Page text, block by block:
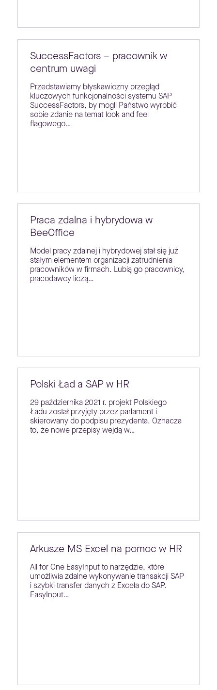
SuccessFactors – pracownik w
centrum uwagi
Przedstawiamy błyskawiczny przegląd
kluczowych funkcjonalności systemu SAP
SuccessFactors, by mogli Państwo wyrobić
sobie zdanie na temat look and feel
flagowego…
Praca zdalna i hybrydowa w
BeeOffice
Model pracy zdalnej i hybrydowej stał się już
stałym elementem organizacji zatrudnienia
pracowników w firmach. Lubią go pracownicy,
pracodawcy liczą…
Polski Ład a SAP w HR
29 października 2021 r. projekt Polskiego
Ładu został przyjęty przez parlament i
skierowany do podpisu prezydenta. Oznacza
to, że nowe przepisy wejdą w…
Arkusze MS Excel na pomoc w HR
All for One EasyInput to narzędzie, które
umożliwia zdalne wykonywanie transakcji SAP
i szybki transfer danych z Excela do SAP.
EasyInput…